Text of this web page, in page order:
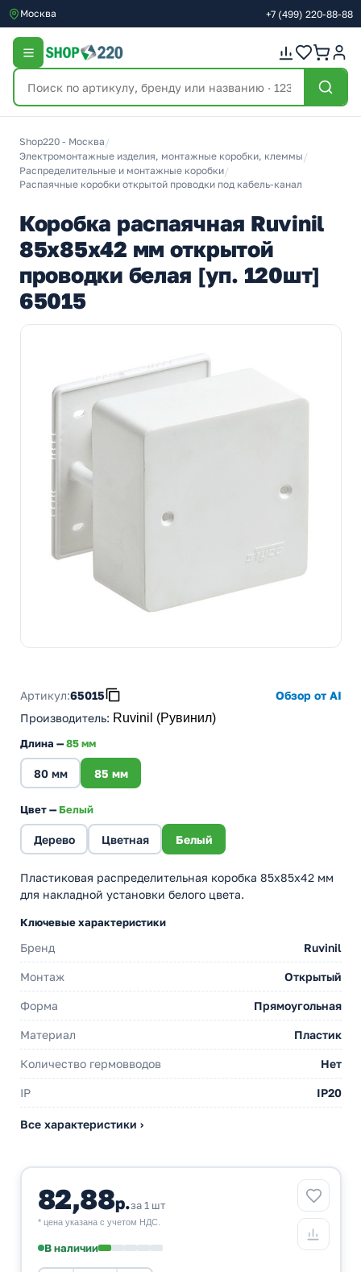
Москва +7 (499) 220-88-88
Shop220 - Москва /
Электромонтажные изделия, монтажные коробки, клеммы /
Распределительные и монтажные коробки/
Распаячные коробки открытой проводки под кабель-канал
Коробка распаячная Ruvinil
85х85х42 мм открытой
проводки белая [уп. 120шт]
65015
Артикул:65015
Обзор от AI
Производитель: Ruvinil (Рувинил)
Длина —85 мм
80 мм 85 мм
Цвет —Белый
Дерево Цветная Белый
Пластиковая распределительная коробка 85х85х42 мм
для накладной установки белого цвета.
Ключевые характеристики
Бренд Ruvinil
Монтаж Открытый
Форма Прямоугольная
Материал Пластик
Количество гермовводов Нет
IP IP20
Все характеристики ›
82,88р.за 1 шт
* цена указана с учетом НДС.
В наличии